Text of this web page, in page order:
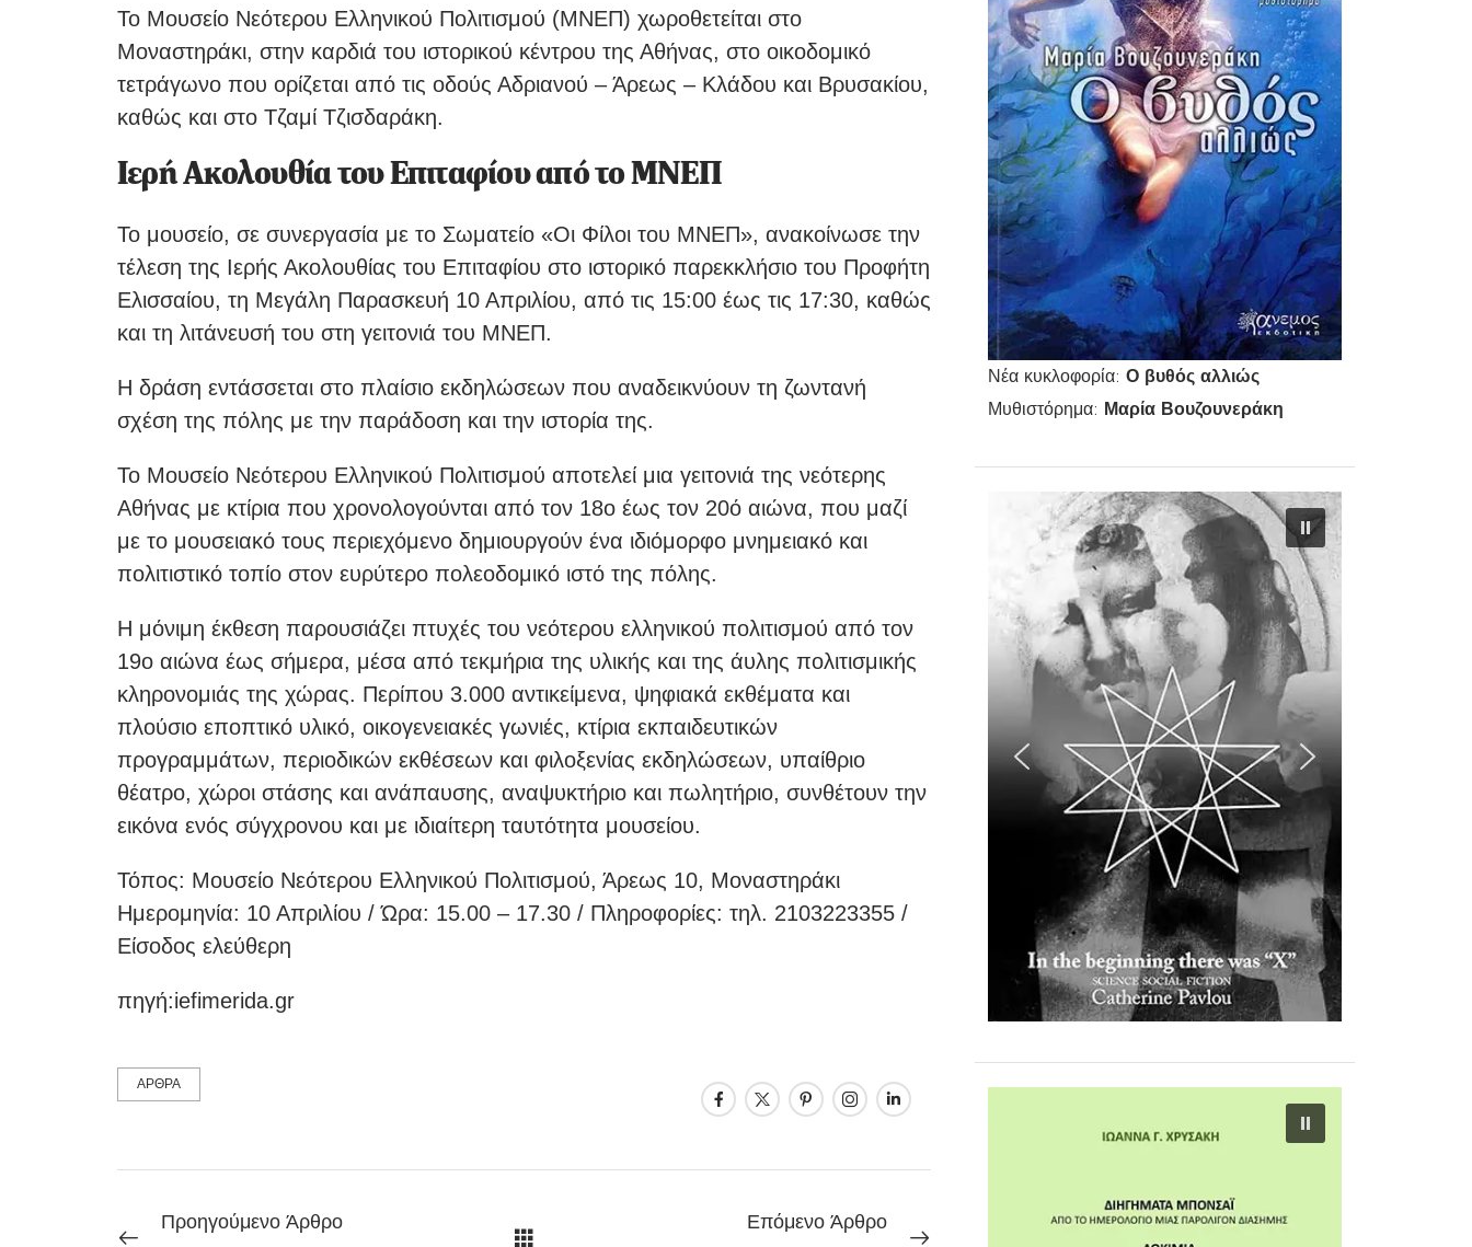
Νέα κυκλοφορία:Ο βυθός αλλιώς
Μυθιστόρημα: Μαρία Βουζουνεράκη
Το Μουσείο Νεότερου Ελληνικού Πολιτισμού (ΜΝΕΠ) χωροθετείται στο
Μοναστηράκι, στην καρδιά του ιστορικού κέντρου της Αθήνας, στο οικοδομικό
τετράγωνο που ορίζεται από τις οδούς Αδριανού – Άρεως – Κλάδου και Βρυσακίου,
καθώς και στο Τζαμί Τζισδαράκη.
Ιερή Ακολουθία του Επιταφίου από το ΜΝΕΠ
Το μουσείο, σε συνεργασία με το Σωματείο «Οι Φίλοι του ΜΝΕΠ», ανακοίνωσε την
τέλεση της Ιερής Ακολουθίας του Επιταφίου στο ιστορικό παρεκκλήσιο του Προφήτη
Ελισσαίου, τη Μεγάλη Παρασκευή 10 Απριλίου, από τις 15:00 έως τις 17:30, καθώς
και τη λιτάνευσή του στη γειτονιά του ΜΝΕΠ.
Η δράση εντάσσεται στο πλαίσιο εκδηλώσεων που αναδεικνύουν τη ζωντανή
σχέση της πόλης με την παράδοση και την ιστορία της.
Το Μουσείο Νεότερου Ελληνικού Πολιτισμού αποτελεί μια γειτονιά της νεότερης
Αθήνας με κτίρια που χρονολογούνται από τον 18ο έως τον 20ό αιώνα, που μαζί
με το μουσειακό τους περιεχόμενο δημιουργούν ένα ιδιόμορφο μνημειακό και
πολιτιστικό τοπίο στον ευρύτερο πολεοδομικό ιστό της πόλης.
Η μόνιμη έκθεση παρουσιάζει πτυχές του νεότερου ελληνικού πολιτισμού από τον
19ο αιώνα έως σήμερα, μέσα από τεκμήρια της υλικής και της άυλης πολιτισμικής
κληρονομιάς της χώρας. Περίπου 3.000 αντικείμενα, ψηφιακά εκθέματα και
πλούσιο εποπτικό υλικό, οικογενειακές γωνιές, κτίρια εκπαιδευτικών
προγραμμάτων, περιοδικών εκθέσεων και φιλοξενίας εκδηλώσεων, υπαίθριο
θέατρο, χώροι στάσης και ανάπαυσης, αναψυκτήριο και πωλητήριο, συνθέτουν την
εικόνα ενός σύγχρονου και με ιδιαίτερη ταυτότητα μουσείου.
Τόπος: Μουσείο Νεότερου Ελληνικού Πολιτισμού, Άρεως 10, Μοναστηράκι
Ημερομηνία: 10 Απριλίου / Ώρα: 15.00 – 17.30 / Πληροφορίες: τηλ. 2103223355 /
Είσοδος ελεύθερη
πηγή:iefimerida.gr
ΑΡΘΡΑ
Προηγούμενο Άρθρο Επόμενο Άρθρο